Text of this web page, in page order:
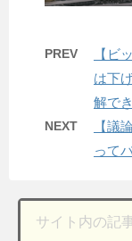
PREV
【ビ
は下
解で
NEXT
【議
って